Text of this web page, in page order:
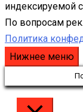
индексируемой
По вопросам
Политика
Нижнее меню